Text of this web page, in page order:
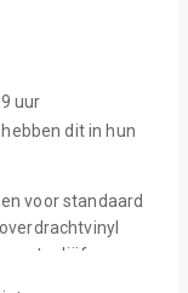
uur
dit in hun
voor standaard
met reliëf, enz.